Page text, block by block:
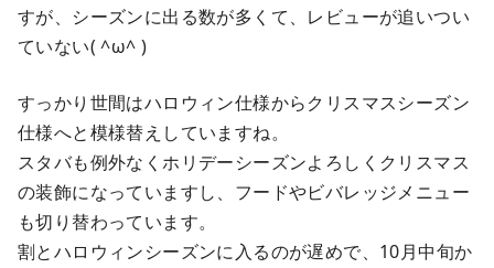
すが、シーズンに出る数が多くて、レビューが追いつい
ていない( ^ω^ )
すっかり世間はハロウィン仕様からクリスマスシーズン
仕様へと模様替えしていますね。
スタバも例外なくホリデーシーズンよろしくクリスマス
の装飾になっていますし、フードやビバレッジメニュー
も切り替わっています。
割とハロウィンシーズンに入るのが遅めで、10月中旬か